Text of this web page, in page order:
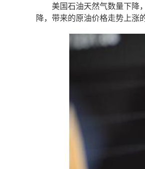
美国石油天然气数量下降，
降，带来的原油价格走势上涨